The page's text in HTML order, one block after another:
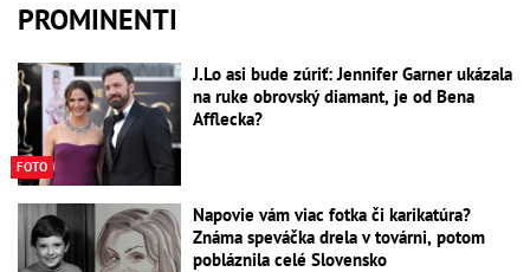
PROMINENTI
FOTO
J.Lo asi bude zúriť: Jennifer Garner ukázala
na ruke obrovský diamant, je od Bena
Afflecka?
Napovie vám viac fotka či karikatúra?
Známa speváčka drela v továrni, potom
pobláznila celé Slovensko